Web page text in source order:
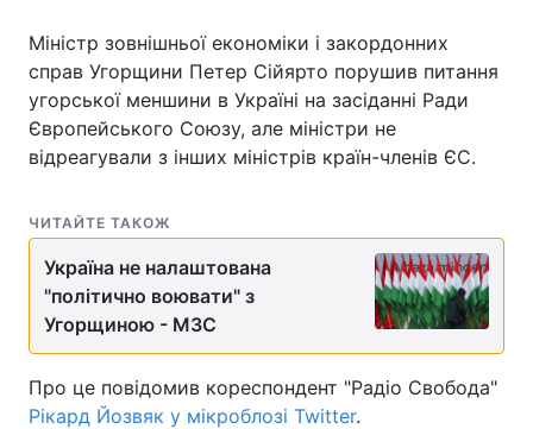
Міністр зовнішньої економіки і закордонних
справ Угорщини Петер Сійярто порушив питання
угорської меншини в Україні на засіданні Ради
Європейського Союзу, але міністри не
відреагували з інших міністрів країн-членів ЄС.
ЧИТАЙТЕ ТАКОЖ
Україна не налаштована
"політично воювати" з
Угорщиною - МЗС
Про це повідомив кореспондент "Радіо Свобода"
Рікард Йозвяк у мікроблозі Twitter.